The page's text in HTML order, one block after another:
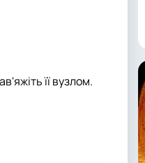
її вузлом.